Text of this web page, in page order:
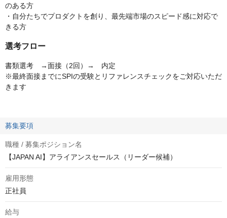
のある方
・自分たちでプロダクトを創り、最先端市場のスピード感に対応で
きる方
選考フロー
書類選考 →面接（2回）→ 内定
※最終面接までにSPIの受験とリファレンスチェックをご対応いただ
きます
募集要項
職種 / 募集ポジション名
【JAPAN AI】アライアンスセールス（リーダー候補）
雇用形態
正社員
給与